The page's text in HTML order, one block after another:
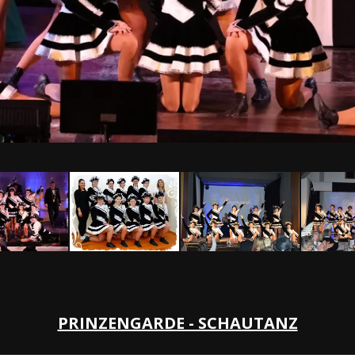
PRINZENGARDE - SCHAUTANZ